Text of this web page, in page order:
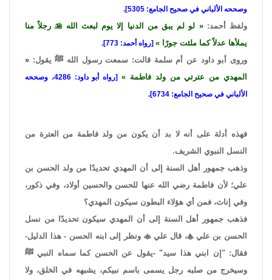
وصححه الألباني في صحيح الجامع: 5305].
ولفظ أحمد: لو لم يبق من الدنيا إلا يوم لبعث اللهرجلاً منا
يملأها عدلاً كما ملئت جورًا
[رواه أحمد: 773].
وروى أبو داود عن أم سلمة قالت: سمعت رسول الله ﷺ يقول:
المهدي من عترتي من ولد فاطمة
[رواه أبو داود: 4286، وصححه
الألباني في صحيح الجامع: 6734].
فهذه أدلة على أنه لا بد أن يكون من ولد فاطمة من العترة من
النسل النبوي الشريف.
وذهب جمهور أهل السنة إلى أن المهدي تحديدًا من ولد الحسن بن
علي؛ لأن فاطمة رضي الله عنها للحسن والحسين أولاد، وفي ذكور،
وفي إناث، فمن أي هؤلاء البطون سيكون المهدي؟
فذهب جمهور أهل السنة إلى أن المهدي سيكون تحديدًا من نسل
الحسن بن علي، قال علي ونظر إلى ابنه الحسن - هذا الدليل-
فقال: "إن ابني هذا سيد" -يقول عن الحسن كما سماه النبي ﷺ
وسيخرج من صلبه رجل يسمى باسم نبيكم، يشبهه في الخلق، ولا